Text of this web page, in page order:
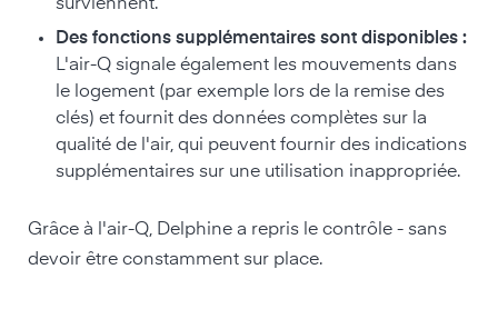
surviennent.
Des fonctions supplémentaires sont disponibles :
L'air-Q signale également les mouvements dans
le logement (par exemple lors de la remise des
clés) et fournit des données complètes sur la
qualité de l'air, qui peuvent fournir des indications
supplémentaires sur une utilisation inappropriée.
Grâce à l'air-Q, Delphine a repris le contrôle - sans
devoir être constamment sur place.